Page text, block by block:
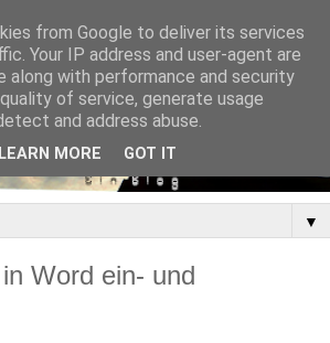
▼
Word ein- und
from Google to deliver its services
Your IP address and user-agent are
along with performance and security
of service, generate usage
and address abuse.
LEARN MORE GOT IT